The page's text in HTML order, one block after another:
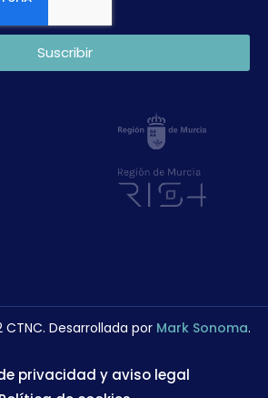
Suscribir
Desarrollada por Mark Sonoma.
privacidad y aviso legal